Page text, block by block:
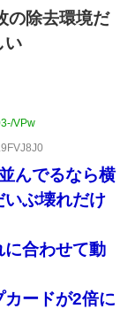
の除去環境だ
い
VPw
んでるなら横
いぶ壊れだけ
合わせて動
ードが2倍に